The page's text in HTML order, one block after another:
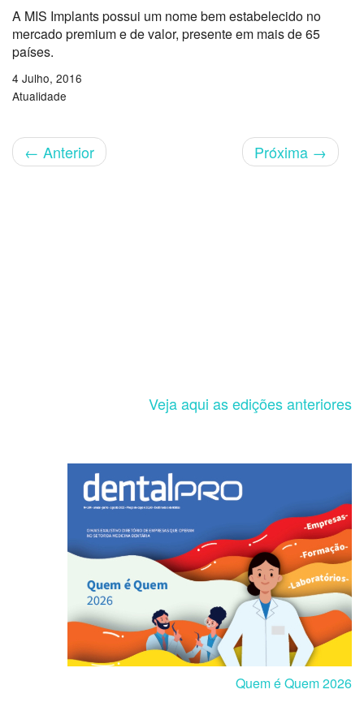
A MIS Implants possui um nome bem estabelecido no
mercado premium e de valor, presente em mais de 65
países.
4 Julho, 2016
Atualidade
← Anterior Próxima →
Veja aqui as edições anteriores
Quem é Quem 2026